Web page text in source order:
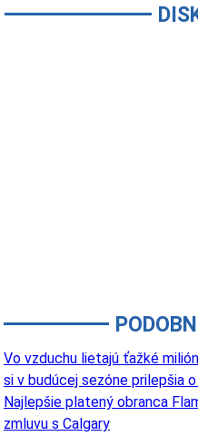
Vo vzduchu lietajú ťažké
si v budúcej sezóne prilepšia
Najlepšie platený obranca
zmluvu s Calgary